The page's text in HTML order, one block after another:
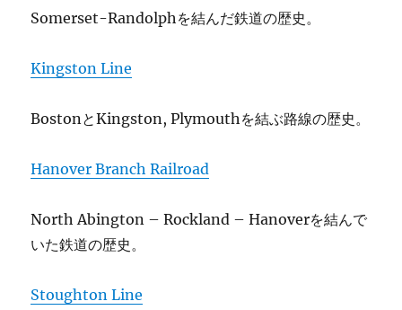
Somerset-Randolphを結んだ鉄道の歴史。
Kingston Line
BostonとKingston, Plymouthを結ぶ路線の歴史。
Hanover Branch Railroad
North Abington – Rockland – Hanoverを結んで
いた鉄道の歴史。
Stoughton Line